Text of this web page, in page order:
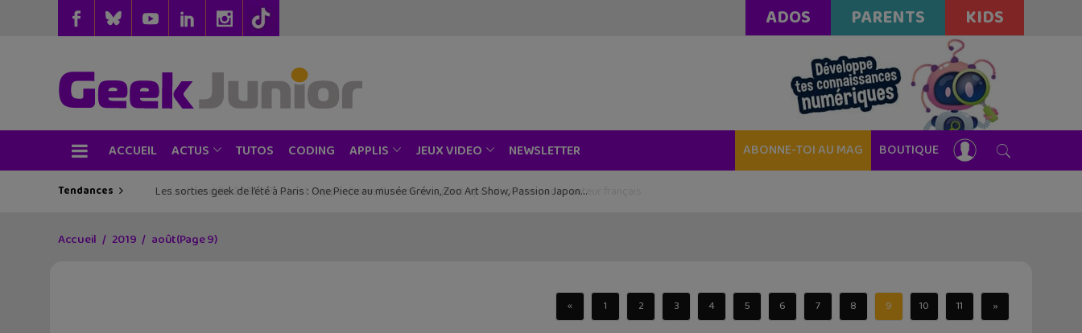
ADOS PARENTS KIDS
ACCUEIL ACTUS TUTOS CODING APPLIS JEUX VIDEO NEWSLETTER ABONNE-TOI AU MAG BOUTIQUE
Tendances Les sorties geek de l’été à Paris : One Piece au musée Grévin, Zoo Art Show, Passion Japon…
Accueil 2019 août(Page 9)
« 1 2 3 4 5 6 7 8 9 10 11 »